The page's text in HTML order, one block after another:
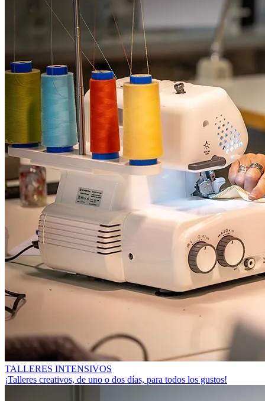
TALLERES INTENSIVOS
¡Talleres creativos, de uno o dos días, para todos los gustos!